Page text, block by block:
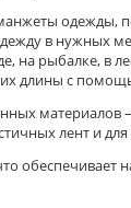
одежды,
в нужных
на рыбалке, в
длины с
лент и